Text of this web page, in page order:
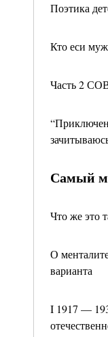
Поэтика
Кто еси
Часть 2
Самый
Что же это
О
варианта
I 1917 —